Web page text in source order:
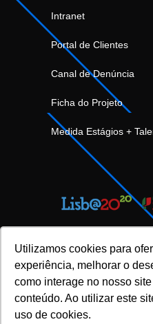
Utilizamos cookies para
experiência, melhorar o
como interage no nosso
conteúdo. Ao utilizar este
uso de cookies.
Intranet
Portal de Clientes
Canal de Denúncia
Ficha do Projeto
Medida Estágios +